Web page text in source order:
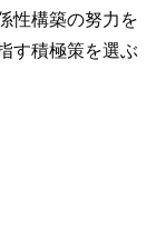
性構築の努力を
す積極策を選ぶ